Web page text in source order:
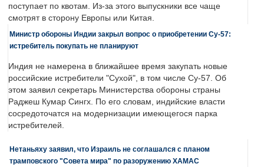
поступает по квотам. Из-за этого выпускники все чаще
смотрят в сторону Европы или Китая.
Министр обороны Индии закрыл вопрос о приобретении Су-57:
истребитель покупать не планируют
Индия не намерена в ближайшее время закупать новые
российские истребители "Сухой", в том числе Су-57. Об
этом заявил секретарь Министерства обороны страны
Раджеш Кумар Сингх. По его словам, индийские власти
сосредоточатся на модернизации имеющегося парка
истребителей.
Нетаньяху заявил, что Израиль не соглашался с планом
трамповского "Совета мира" по разоружению ХАМАС